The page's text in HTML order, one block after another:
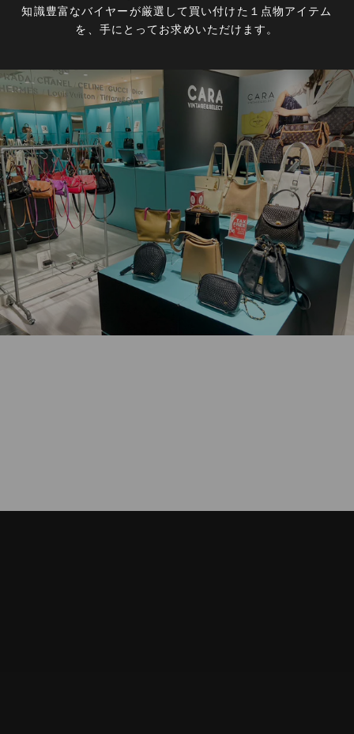
知識豊富なバイヤーが厳選して買い付けた１点物アイテム
を、手にとってお求めいただけます。